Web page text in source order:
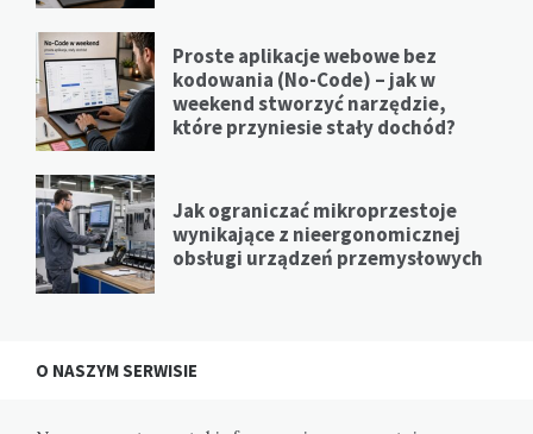
Proste aplikacje webowe bez
kodowania (No-Code) – jak w
weekend stworzyć narzędzie,
które przyniesie stały dochód?
Jak ograniczać mikroprzestoje
wynikające z nieergonomicznej
obsługi urządzeń przemysłowych
O NASZYM SERWISIE